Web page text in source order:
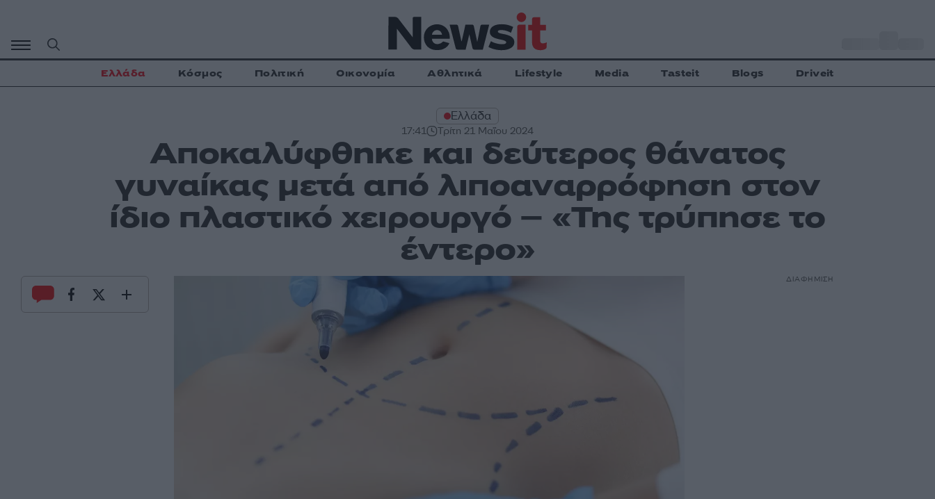
περιεχόμενο
Ελλάδα Κόσμος Πολιτική Οικονομία Αθλητικά Lifestyle Media Tasteit Blogs Driveit
Ελλάδα
17:41 Τρίτη 21 Μαΐου 2024
Αποκαλύφθηκε και δεύτερος θάνατος
γυναίκας μετά από λιποαναρρόφηση στον
ίδιο πλαστικό χειρουργό – «Της τρύπησε το
έντερο»
ΔΙΑΦΗΜΙΣΗ